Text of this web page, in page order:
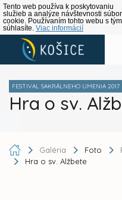
Tento web používa k poskytovaniu
služieb a analýze návštevnosti
cookie. Používaním tohto webu s tým
súhlasíte. Viac informácií
FESTIVAL SAKRÁLNEHO UMENIA 2017
Hra o sv.
Galéria Foto
Hra o sv. Alžbete